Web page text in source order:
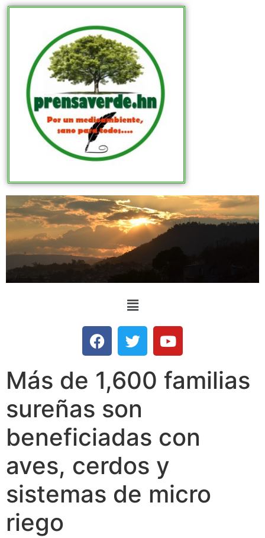
Más de 1,600 familias
sureñas son
beneficiadas con
aves, cerdos y
sistemas de micro
riego